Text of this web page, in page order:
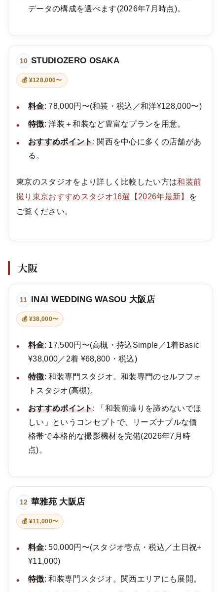
データの構成を選べます(2026年7月時点)。
10 STUDIOZERO OSAKA
💰 ¥128,000〜
料金: 78,000円〜(和装・税込／和洋¥128,000〜)
特徴: 洋装＋和装など豊富なプランを用意。
おすすめポイント: 関西を中心に多くの店舗があ
る。
東京のスタジオをより詳しく比較したい方は和装前
撮り東京おすすめスタジオ16選【2026年最新】
を
ご覧ください。
大阪
11 INAI WEDDING WASOU 大阪店
💰 ¥38,000〜
料金: 17,500円〜(高槻・持込Simple／1着Basic
¥38,000／2着 ¥68,800・税込)
特徴: 和装専門スタジオ。和装専門のセルフフォ
トスタジオ(高槻)。
おすすめポイント: 「和装前撮りを諦めないでほ
しい」というコンセプトで、リーズナブルな価
格帯で本格的な撮影機材を完備(2026年7月時
点)。
12 華雅苑 大阪店
💰 ¥11,000〜
料金: 50,000円〜(スタジオ壱点・税込／土日祝+
¥11,000)
特徴: 和装専門スタジオ。関西エリアにも展開。